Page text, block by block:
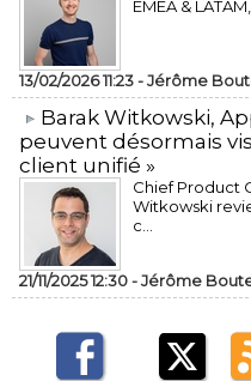
EMEA &
13/02/2026 11:23 -Jérôme
​Barak Witkowski,
peuvent désormais
client unifié »
Chief Product
Witkowski
c...
21/11/2025 12:30 -Jérôme